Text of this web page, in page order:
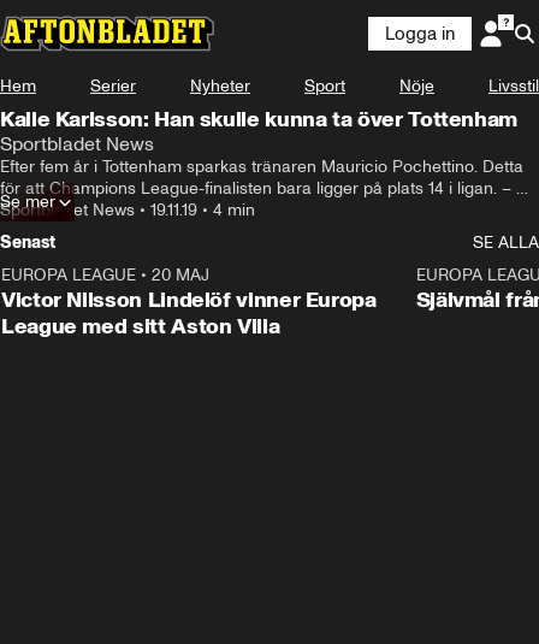
Logga in
Hem Serier Nyheter Sport Nöje Livsstil
Kalle Karlsson: Han skulle kunna ta över Tottenham
Sportbladet News
Efter fem år i Tottenham sparkas tränaren Mauricio Pochettino. Detta
för att Champions League-finalisten bara ligger på plats 14 i ligan. –
Tyvärr har de inhemska resultaten varit en extrem besvikelse, säger
ordföranden Daniel Levy till klubbens hemsida.
Sportbladet News • 19.11.19 • 4 min
Se mer
Senast
SE ALLA
EUROPA LEAGUE • 20 MAJ
Victor Nilsson Lindelöf vinner Europa
League med sitt Aston Villa
EUROPA
Självmål